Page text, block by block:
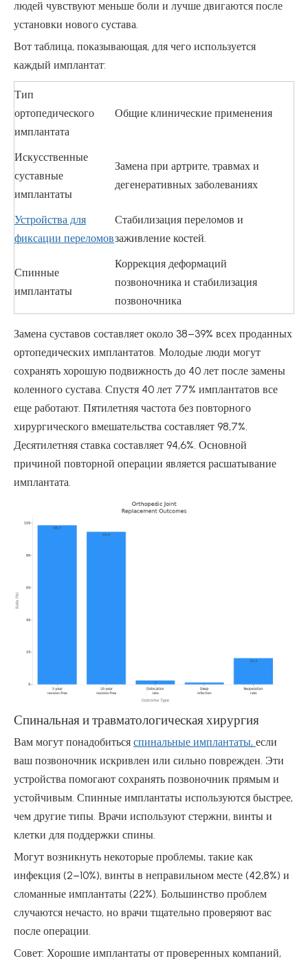
людей чувствуют меньше боли и лучше двигаются после
установки нового сустава.
Вот таблица, показывающая, для чего используется
каждый имплантат:
Тип
ортопедического
имплантата
Общие клинические применения
Искусственные
суставные
имплантаты
Замена при артрите, травмах и
дегенеративных заболеваниях
Устройства для
фиксации переломов
Стабилизация переломов и
заживление костей.
Спинные
имплантаты
Коррекция деформаций
позвоночника и стабилизация
позвоночника
Замена суставов составляет около 38–39% всех проданных
ортопедических имплантатов. Молодые люди могут
сохранять хорошую подвижность до 40 лет после замены
коленного сустава. Спустя 40 лет 77% имплантатов все
еще работают. Пятилетняя частота без повторного
хирургического вмешательства составляет 98,7%.
Десятилетняя ставка составляет 94,6%. Основной
причиной повторной операции является расшатывание
имплантата.
Спинальная и травматологическая хирургия
Вам могут понадобиться спинальные имплантаты, если
ваш позвоночник искривлен или сильно поврежден. Эти
устройства помогают сохранять позвоночник прямым и
устойчивым. Спинные имплантаты используются быстрее,
чем другие типы. Врачи используют стержни, винты и
клетки для поддержки спины.
Могут возникнуть некоторые проблемы, такие как
инфекция (2–10%), винты в неправильном месте (42,8%) и
сломанные имплантаты (22%). Большинство проблем
случаются нечасто, но врачи тщательно проверяют вас
после операции.
Совет: Хорошие имплантаты от проверенных компаний,